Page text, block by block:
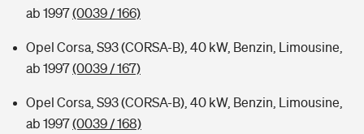
ab 1997(0039 / 166)
Opel Corsa, S93 (CORSA-B), 40 kW, Benzin, Limousine,
ab 1997(0039 / 167)
Opel Corsa, S93 (CORSA-B), 40 kW, Benzin, Limousine,
ab 1997(0039 / 168)